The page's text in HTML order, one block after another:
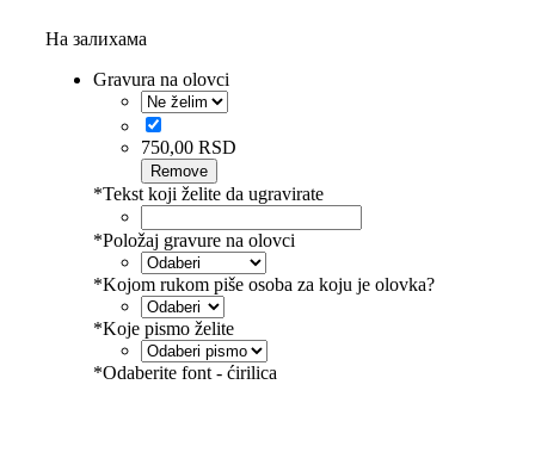
На залихама
Gravura na olovci
750,00 RSD
Remove
*Tekst koji želite da ugravirate
*Položaj gravure na olovci
*Kojom rukom piše osoba za koju je olovka?
*Koje pismo želite
*Odaberite font - ćirilica